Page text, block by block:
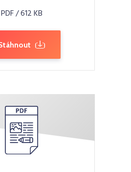
PDF / 612 KB